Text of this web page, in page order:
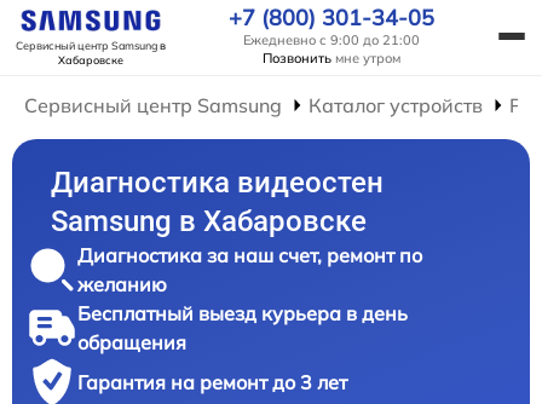
Сервисный центр Samsungв
Хабаровске
+7 (800) 301-34-05
Ежедневно с 9:00 до 21:00
Позвонить мне утром
Сервисный центр Samsung Каталог устройств
Диагностика видеостен
Samsung в Хабаровске
Диагностика за наш счет, ремонт по
желанию
Бесплатный выезд курьера в день
обращения
Гарантия на ремонт до 3 лет